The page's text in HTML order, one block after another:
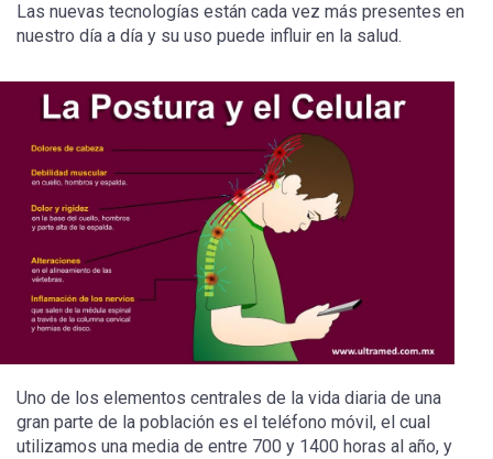
Las nuevas tecnologías están cada vez más presentes en
nuestro día a día y su uso puede influir en la salud.
Uno de los elementos centrales de la vida diaria de una
gran parte de la población es el teléfono móvil, el cual
utilizamos una media de entre 700 y 1400 horas al año, y